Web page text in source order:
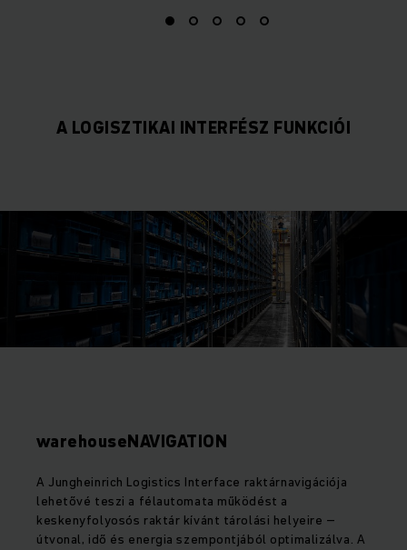
A LOGISZTIKAI INTERFÉSZ FUNKCIÓI
warehouseNAVIGATION
A Jungheinrich Logistics Interface raktárnavigációja
lehetővé teszi a félautomata működést a
keskenyfolyosós raktár kívánt tárolási helyeire –
útvonal, idő és energia szempontjából optimalizálva. A